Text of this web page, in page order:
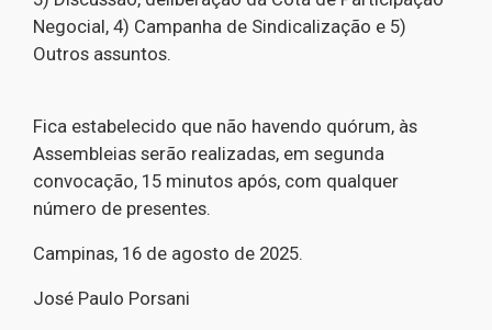
Negocial, 4) Campanha de Sindicalização e 5)
Outros assuntos.
Fica estabelecido que não havendo quórum, às
Assembleias serão realizadas, em segunda
convocação, 15 minutos após, com qualquer
número de presentes.
Campinas, 16 de agosto de 2025.
José Paulo Porsani